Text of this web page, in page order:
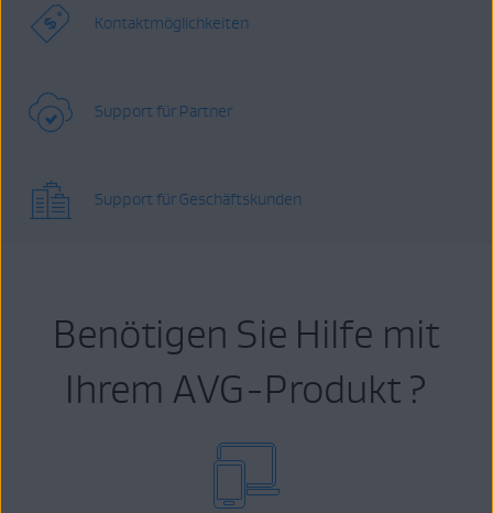
Kontaktmöglichkeiten
Support für Partner
Support für Geschäftskunden
Benötigen Sie Hilfe mit
Ihrem AVG-Produkt ?